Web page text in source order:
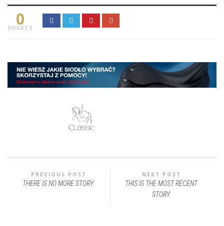
0
SHARES
PREVIOUS POST
THERE IS NO MORE STORY.
NEXT POST
THIS IS THE MOST RECENT
STORY.